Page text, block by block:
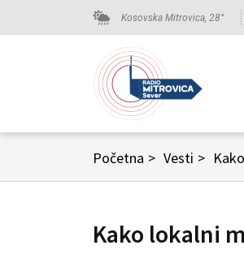
Kosovska Mitrovica, 28°
Početna > Vesti >
Kako lokalni